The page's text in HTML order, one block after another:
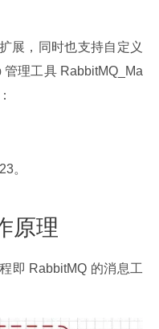
展，同时也支持自定义
理工具 RabbitMQ_Ma
。
原理
即 RabbitMQ 的消息工